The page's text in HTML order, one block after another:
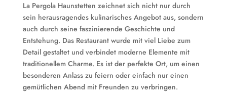
La Pergola Haunstetten zeichnet sich nicht nur durch
sein herausragendes kulinarisches Angebot aus, sondern
auch durch seine faszinierende Geschichte und
Entstehung. Das Restaurant wurde mit viel Liebe zum
Detail gestaltet und verbindet moderne Elemente mit
traditionellem Charme. Es ist der perfekte Ort, um einen
besonderen Anlass zu feiern oder einfach nur einen
gemütlichen Abend mit Freunden zu verbringen.